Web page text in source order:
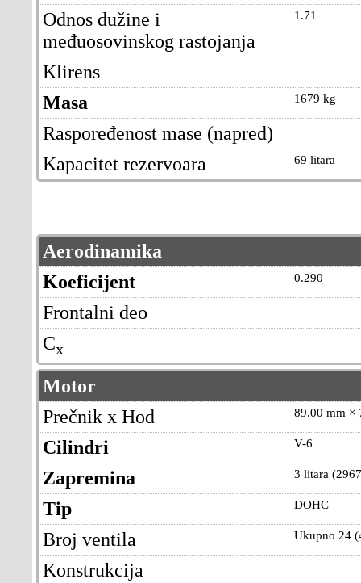
1.71
Odnos dužine i
međuosovinskog rastojanja
Klirens
1679 kg
Masa
Raspoređenost mase (napred)
69 litara
Kapacitet rezervoara
Aerodinamika
0.290
Koeficijent
Frontalni deo
Cx
Motor
89.00 mm ×
Prečnik x Hod
V-6
Cilindri
3 litara
Zapremina
DOHC
Tip
Ukupno 24
Broj ventila
Konstrukcija